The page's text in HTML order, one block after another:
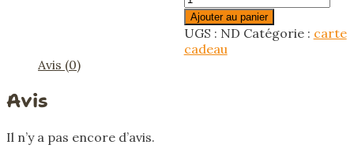
de
Carte
cadeau
Ajouter au panier
UGS : ND Catégorie : carte
cadeau
Avis (0)
Avis
Il n’y a pas encore d’avis.